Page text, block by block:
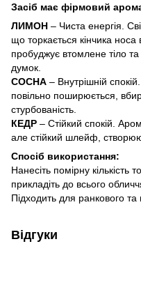
Засіб має фірмовий
ЛИМОН – Чиста енергія.
що торкається кінчика носа
пробуджує втомлене тіло
думок.
СОСНА – Внутрішній
повільно поширюється,
стурбованість.
КЕДР – Стійкий спокій.
але стійкий шлейф,
Спосіб використання:
Нанесіть помірну кількість
прикладіть до всього
Підходить для ранкового та
Відгуки